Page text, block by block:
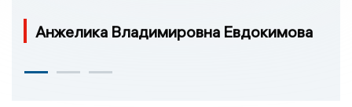
Анжелика Владимировна Евдокимова